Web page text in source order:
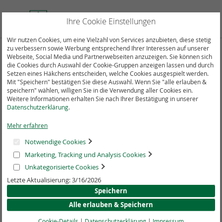
zum
Suche
Zum
Ende
der
Bildergalerie
springen
Ihre Cookie Einstellungen
Wir nutzen Cookies, um eine Vielzahl von Services anzubieten, diese stetig
zu verbessern sowie Werbung entsprechend Ihrer Interessen auf unserer
Webseite, Social Media und Partnerwebseiten anzuzeigen. Sie können sich
die Cookies durch Auswahl der Cookie-Gruppen anzeigen lassen und durch
Setzen eines Häkchens entscheiden, welche Cookies ausgespielt werden.
Mit "Speichern" bestätigen Sie diese Auswahl. Wenn Sie "alle erlauben &
speichern" wählen, willigen Sie in die Verwendung aller Cookies ein.
Weitere Informationen erhalten Sie nach Ihrer Bestätigung in unserer
Datenschutzerklärung.
Mehr erfahren
Notwendige Cookies
Marketing, Tracking und Analysis Cookies
Unkategorisierte Cookies
Letzte Aktualisierung: 3/16/2026
Speichern
Alle erlauben & Speichern